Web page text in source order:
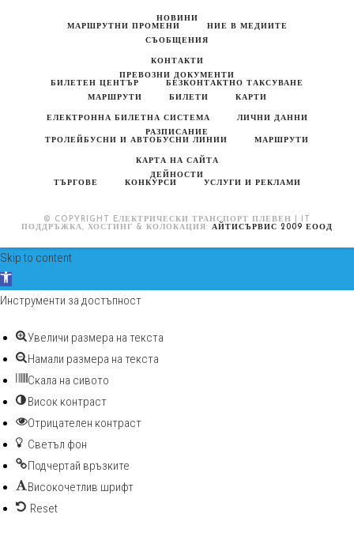
НОВИНИ
МАРШРУТНИ ПРОМЕНИ
НИЕ В МЕДИИТЕ
СЪОБЩЕНИЯ
КОНТАКТИ
ПРЕВОЗНИ ДОКУМЕНТИ
БИЛЕТЕН ЦЕНТЪР
БЕЗКОНТАКТНО ТАКСУВАНЕ
МАРШРУТИ
БИЛЕТИ КАРТИ
ЕЛЕКТРОННА БИЛЕТНА СИСТЕМА
ЛИЧНИ ДАННИ
РАЗПИСАНИЕ
ТРОЛЕЙБУСНИ И АВТОБУСНИ ЛИНИИ
МАРШРУТИ
КАРТА НА САЙТА
ДЕЙНОСТИ
ТЪРГОВЕ
КОНКУРСИ УСЛУГИ И РЕКЛАМИ
© COPYRIGHT EЛЕКТРИЧЕСКИ ТРАНСПОРТ ПЛЕВЕН | IT
ПОДДРЪЖКА, ХОСТИНГ & КОЛОКАЦИЯ: АЙТИСЪРВИС 2009 ЕООД
Skip to content
Open toolbar
Инструменти за достъпност
Увеличи размера на текста
Намали размера на текста
Скала на сивото
Висок контраст
Отрицателен контраст
Светъл фон
Подчертай връзките
Високочетлив шрифт
Reset